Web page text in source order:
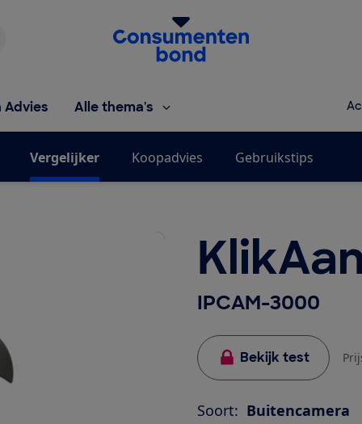
Homepage van de Consumentenbond
Advies Alle thema's
Vergelijker Koopadvies Gebruikstips
IPCAM-3000
Bekijk test
Soort: Buitencamera